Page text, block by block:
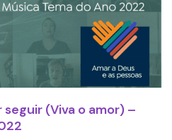
(Viva o amor) –